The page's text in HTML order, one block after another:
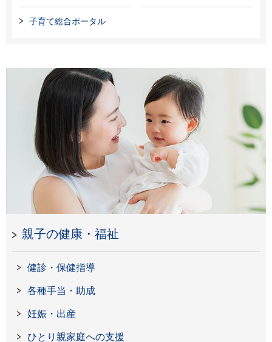
子育て総合ポータル
親子の健康・福祉
健診・保健指導
各種手当・助成
妊娠・出産
ひとり親家庭への支援